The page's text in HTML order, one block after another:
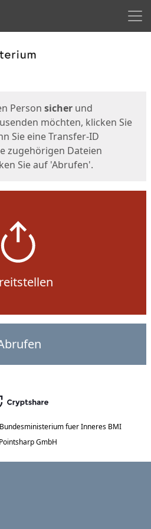
Person sicher und
möchten, klicken Sie
Sie eine Transfer-ID
zugehörigen Dateien
Sie auf 'Abrufen'.
Bundesministerium fuer Inneres BMI
GmbH